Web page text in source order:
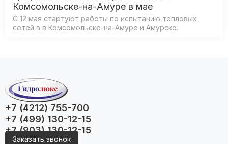
Комсомольске-на-Амуре в мае
С 12 мая стартуют работы по испытанию тепловых
сетей в в Комсомольске-на-Амуре и Амурске.
+7 (4212) 755-700
+7 (499) 130-12-15
+7 (903) 130-12-15
Заказать звонок